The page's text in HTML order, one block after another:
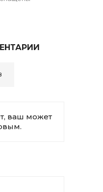
ваш может